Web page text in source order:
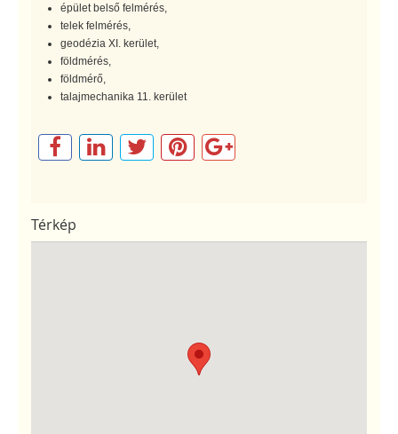
épület belső felmérés,
telek felmérés,
geodézia XI. kerület,
földmérés,
földmérő,
talajmechanika 11. kerület
Térkép